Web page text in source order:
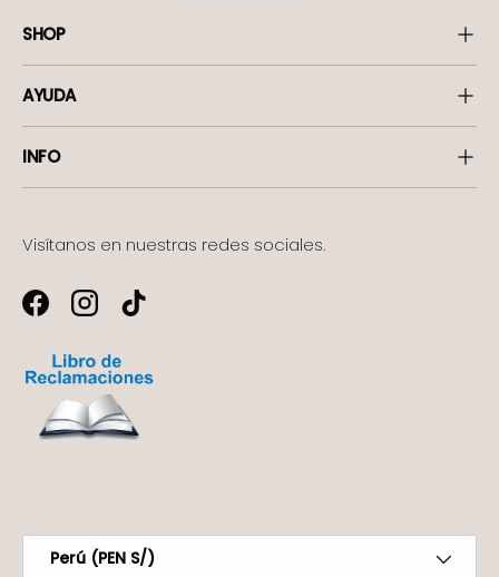
SHOP
AYUDA
INFO
Visítanos en nuestras redes sociales.
FacebookInstagram
TikTok
País/Región
Perú (PEN S/)